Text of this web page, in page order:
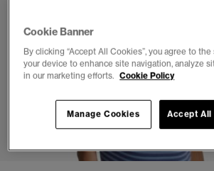
1 2 4
Cookie Banner
By clicking “Accept All Cookies”, you agree to
your device to enhance site navigation, analyze
in our marketing efforts. Cookie Policy
Accept All
Manage Cookies